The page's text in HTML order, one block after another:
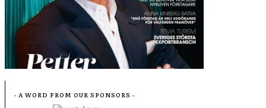
- A WORD FROM OUR SPONSORS -